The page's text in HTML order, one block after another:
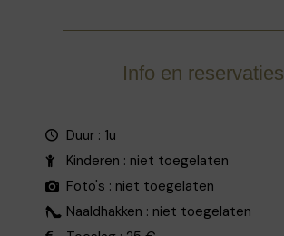
Info en reservaties
Duur : 1u
Kinderen : niet toegelaten
Foto's : niet toegelaten
Naaldhakken : niet toegelaten